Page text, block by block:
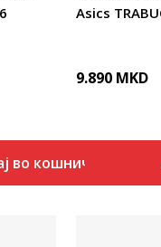
во кошничка
Asics
9.890 MKD